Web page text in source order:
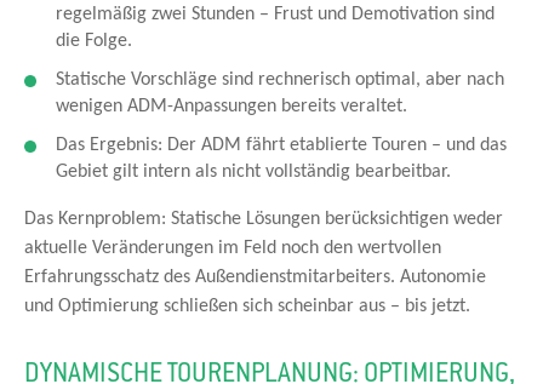
regelmäßig zwei Stunden – Frust und Demotivation sind
die Folge.
Statische Vorschläge sind rechnerisch optimal, aber nach
wenigen ADM-Anpassungen bereits veraltet.
Das Ergebnis: Der ADM fährt etablierte Touren – und das
Gebiet gilt intern als nicht vollständig bearbeitbar.
Das Kernproblem: Statische Lösungen berücksichtigen weder
aktuelle Veränderungen im Feld noch den wertvollen
Erfahrungsschatz des Außendienstmitarbeiters. Autonomie
und Optimierung schließen sich scheinbar aus – bis jetzt.
DYNAMISCHE TOURENPLANUNG: OPTIMIERUNG,